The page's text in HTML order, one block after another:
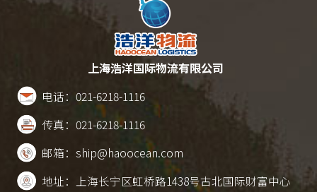
上海浩洋国际物流有限公司
电话： 021-6218-1116
传真： 021-6218-1116
邮箱： ship@haoocean.com
地址：
上海长宁区虹桥路1438号古北国际财富中心